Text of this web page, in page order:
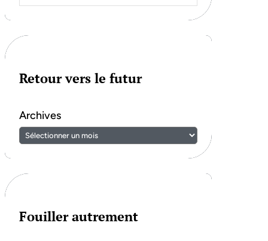
Retour vers le futur
Archives
Fouiller autrement